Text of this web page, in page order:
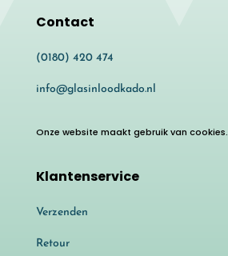
Contact
(0180) 420 474
info@glasinloodkado.nl
Onze website maakt gebruik van cookies.
Klantenservice
Verzenden
Retour